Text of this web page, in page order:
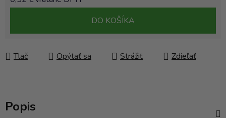
DO KOŠÍKA
Tlač Opýtať sa Strážiť Zdieľať
Popis